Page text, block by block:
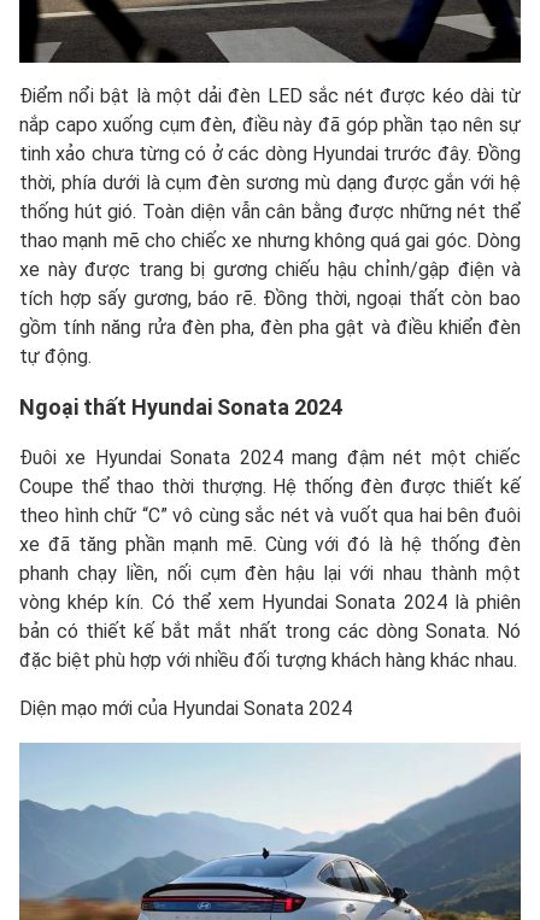
Điểm nổi bật là một dải đèn LED sắc nét được kéo dài từ
nắp capo xuống cụm đèn, điều này đã góp phần tạo nên sự
tinh xảo chưa từng có ở các dòng Hyundai trước đây. Đồng
thời, phía dưới là cụm đèn sương mù dạng được gắn với hệ
thống hút gió. Toàn diện vẫn cân bằng được những nét thể
thao mạnh mẽ cho chiếc xe nhưng không quá gai góc. Dòng
xe này được trang bị gương chiếu hậu chỉnh/gập điện và
tích hợp sấy gương, báo rẽ. Đồng thời, ngoại thất còn bao
gồm tính năng rửa đèn pha, đèn pha gật và điều khiển đèn
tự động.
Ngoại thất Hyundai Sonata 2024
Đuôi xe Hyundai Sonata 2024 mang đậm nét một chiếc
Coupe thể thao thời thượng. Hệ thống đèn được thiết kế
theo hình chữ “C” vô cùng sắc nét và vuốt qua hai bên đuôi
xe đã tăng phần mạnh mẽ. Cùng với đó là hệ thống đèn
phanh chạy liền, nối cụm đèn hậu lại với nhau thành một
vòng khép kín. Có thể xem Hyundai Sonata 2024 là phiên
bản có thiết kế bắt mắt nhất trong các dòng Sonata. Nó
đặc biệt phù hợp với nhiều đối tượng khách hàng khác nhau.
Diện mạo mới của Hyundai Sonata 2024